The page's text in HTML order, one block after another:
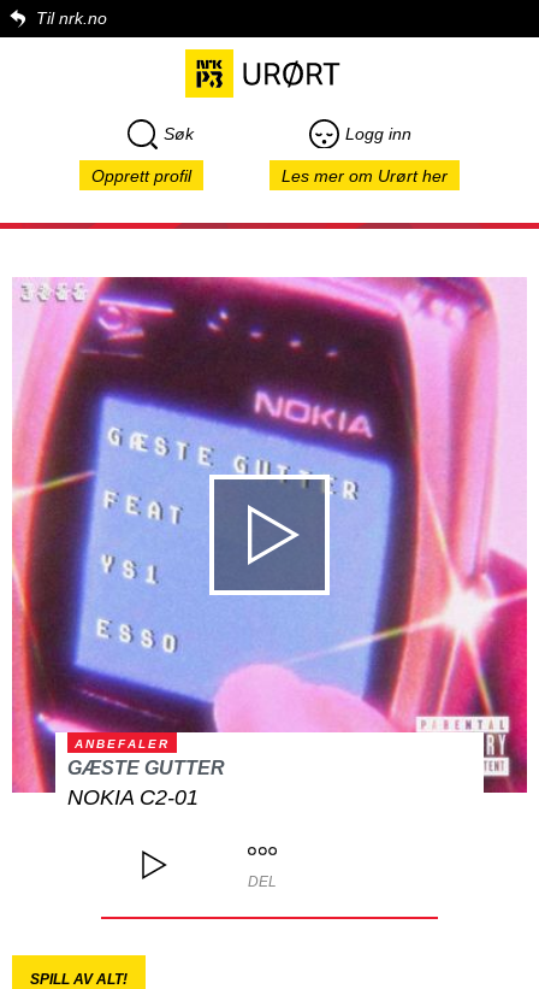
Til nrk.no
Søk Logg inn
Opprett profil Les mer om Urørt her
ANBEFALER
GÆSTE GUTTER
NOKIA C2-01
DEL
SPILL AV ALT!